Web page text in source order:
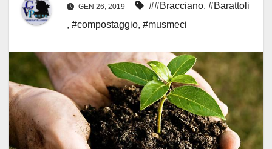
GEN 26, 2019 ##Bracciano, #Barattoli
, #compostaggio, #musmeci